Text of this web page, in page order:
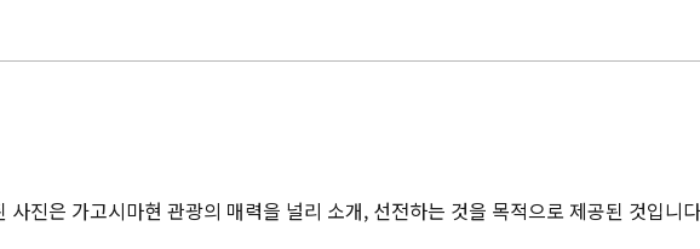
사진은 가고시마현 관광의 매력을 널리 소개, 선전하는 것을 목적으로 제공된 것입니